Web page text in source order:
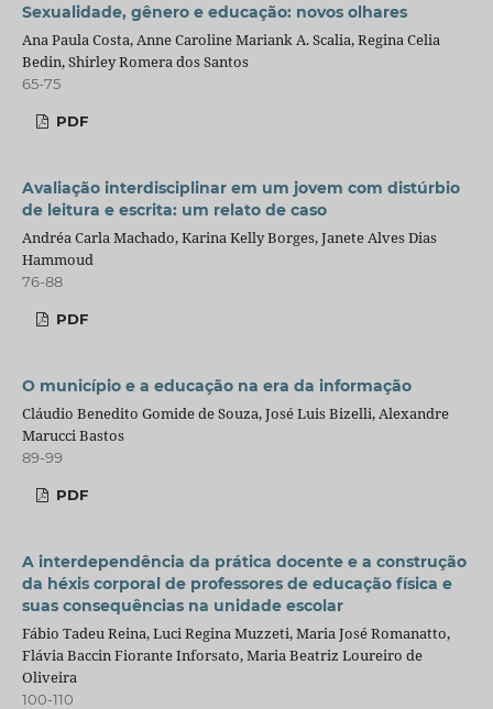
Sexualidade, gênero e educação: novos olhares
Ana Paula Costa, Anne Caroline Mariank A. Scalia, Regina Celia
Bedin, Shirley Romera dos Santos
65-75
PDF
Avaliação interdisciplinar em um jovem com distúrbio
de leitura e escrita: um relato de caso
Andréa Carla Machado, Karina Kelly Borges, Janete Alves Dias
Hammoud
76-88
PDF
O município e a educação na era da informação
Cláudio Benedito Gomide de Souza, José Luis Bizelli, Alexandre
Marucci Bastos
89-99
PDF
A interdependência da prática docente e a construção
da héxis corporal de professores de educação física e
suas consequências na unidade escolar
Fábio Tadeu Reina, Luci Regina Muzzeti, Maria José Romanatto,
Flávia Baccin Fiorante Inforsato, Maria Beatriz Loureiro de
Oliveira
100-110